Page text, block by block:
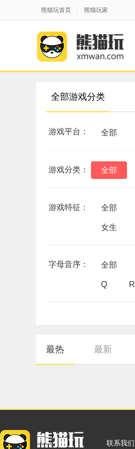
熊猫玩首页 熊猫玩家
全部游戏分类
游戏平台： 全部
游戏分类： 全部
游戏特征： 全部
女生
字母音序： 全部
Q R
最热 最新
联系我们